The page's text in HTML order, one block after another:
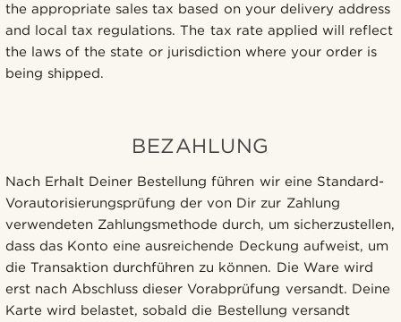
the appropriate sales tax based on your delivery address
and local tax regulations. The tax rate applied will reflect
the laws of the state or jurisdiction where your order is
being shipped.
BEZAHLUNG
Nach Erhalt Deiner Bestellung führen wir eine Standard-
Vorautorisierungsprüfung der von Dir zur Zahlung
verwendeten Zahlungsmethode durch, um sicherzustellen,
dass das Konto eine ausreichende Deckung aufweist, um
die Transaktion durchführen zu können. Die Ware wird
erst nach Abschluss dieser Vorabprüfung versandt. Deine
Karte wird belastet, sobald die Bestellung versandt